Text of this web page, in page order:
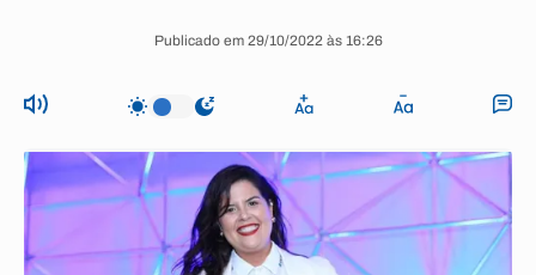
Publicado em 29/10/2022 às 16:26